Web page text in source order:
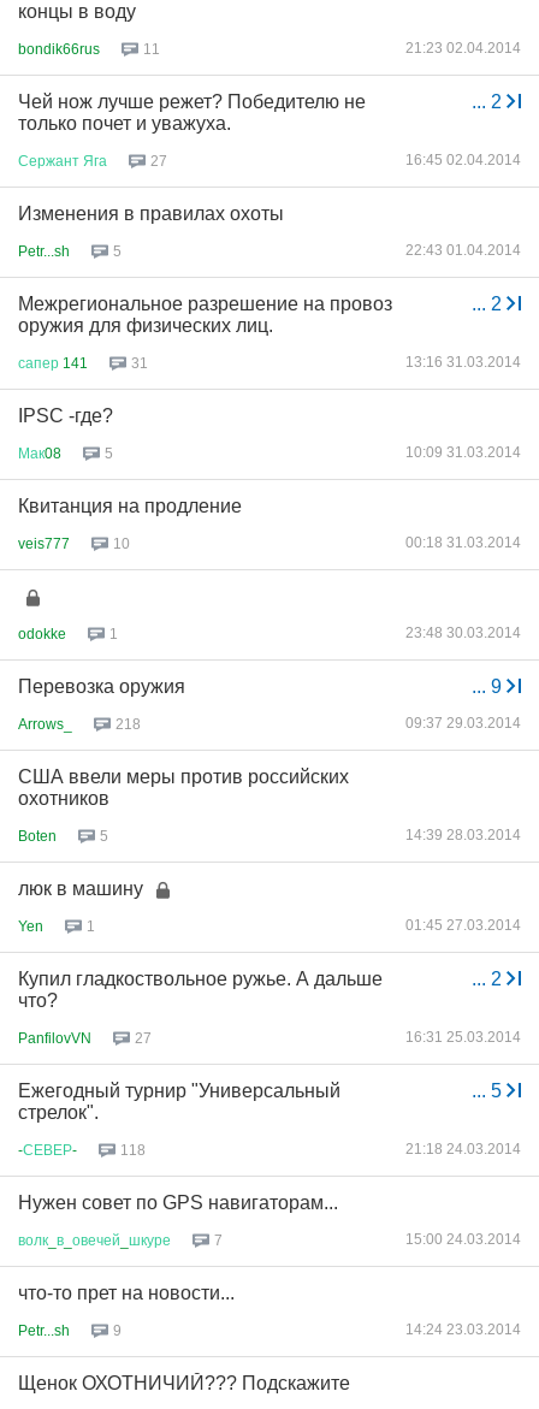
концы в воду
bondik66rus 11 21:23 02.04.2014
... 2
Чей нож лучше режет? Победителю не
только почет и уважуха.
Сержант Яга 27 16:45 02.04.2014
Изменения в правилах охоты
Petr...sh 5 22:43 01.04.2014
... 2
Межрегиональное разрешение на провоз
оружия для физических лиц.
сапер 141 31 13:16 31.03.2014
IPSC -где?
Мак08 5 10:09 31.03.2014
Квитанция на продление
veis777 10 00:18 31.03.2014
odokke 1 23:48 30.03.2014
... 9
Перевозка оружия
Arrows_ 218 09:37 29.03.2014
США ввели меры против российских
охотников
Boten 5 14:39 28.03.2014
люк в машину
Yen 1 01:45 27.03.2014
... 2
Купил гладкоствольное ружье. А дальше
что?
PanfilovVN 27 16:31 25.03.2014
... 5
Ежегодный турнир "Универсальный
стрелок".
-СЕВЕР- 118 21:18 24.03.2014
Нужен совет по GPS навигаторам...
волк в овечей шкуре 7 15:00 24.03.2014
что-то прет на новости...
Petr...sh 9 14:24 23.03.2014
Щенок ОХОТНИЧИЙ??? Подскажите